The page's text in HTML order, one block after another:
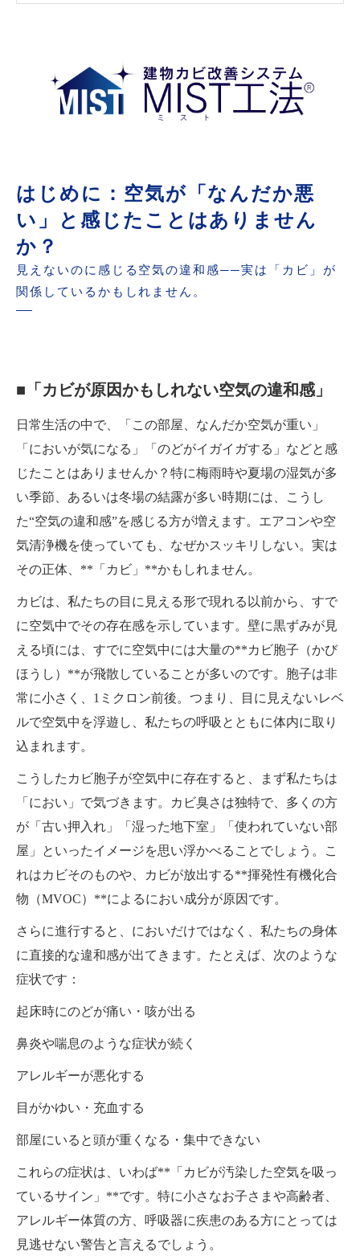
よくあるカビの発生原因とチェックポイント
一般的なカビ対策ではなぜ不十分なのか？
まとめ：空気を変えれば、暮らしが変わる
はじめに：空気が「なんだか悪
い」と感じたことはありません
か？
見えないのに感じる空気の違和感──実は「カビ」が
関係しているかもしれません。
■「カビが原因かもしれない空気の違和感」
日常生活の中で、「この部屋、なんだか空気が重い」
「においが気になる」「のどがイガイガする」などと感
じたことはありませんか？特に梅雨時や夏場の湿気が多
い季節、あるいは冬場の結露が多い時期には、こうし
た“空気の違和感”を感じる方が増えます。エアコンや空
気清浄機を使っていても、なぜかスッキリしない。実は
その正体、**「カビ」**かもしれません。
カビは、私たちの目に見える形で現れる以前から、すで
に空気中でその存在感を示しています。壁に黒ずみが見
える頃には、すでに空気中には大量の**カビ胞子（かび
ほうし）**が飛散していることが多いのです。胞子は非
常に小さく、1ミクロン前後。つまり、目に見えないレベ
ルで空気中を浮遊し、私たちの呼吸とともに体内に取り
込まれます。
こうしたカビ胞子が空気中に存在すると、まず私たちは
「におい」で気づきます。カビ臭さは独特で、多くの方
が「古い押入れ」「湿った地下室」「使われていない部
屋」といったイメージを思い浮かべることでしょう。こ
れはカビそのものや、カビが放出する**揮発性有機化合
物（MVOC）**によるにおい成分が原因です。
さらに進行すると、においだけではなく、私たちの身体
に直接的な違和感が出てきます。たとえば、次のような
症状です：
起床時にのどが痛い・咳が出る
鼻炎や喘息のような症状が続く
アレルギーが悪化する
目がかゆい・充血する
部屋にいると頭が重くなる・集中できない
これらの症状は、いわば**「カビが汚染した空気を吸っ
ているサイン」**です。特に小さなお子さまや高齢者、
アレルギー体質の方、呼吸器に疾患のある方にとっては
見逃せない警告と言えるでしょう。